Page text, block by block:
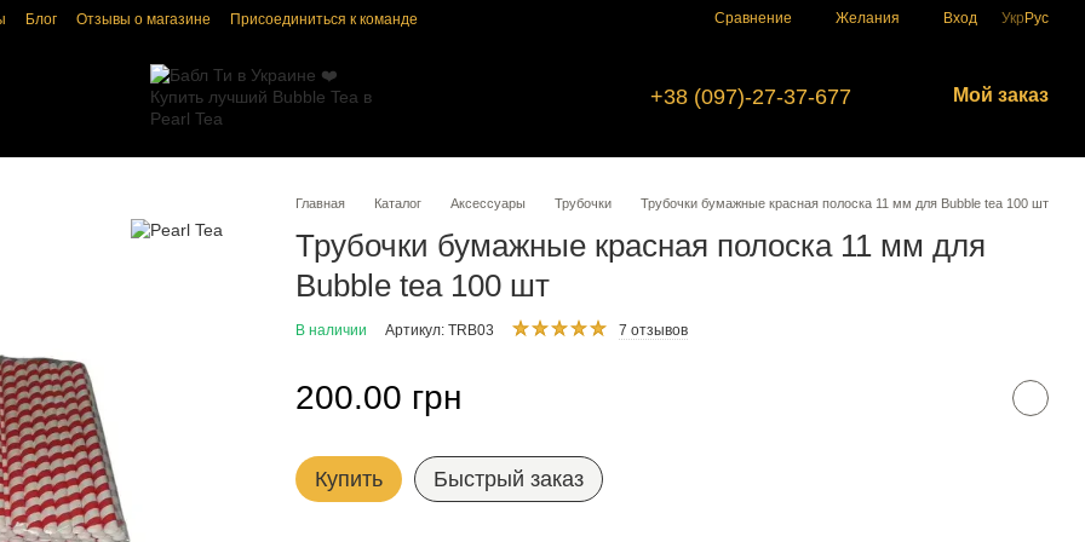
Блог Отзывы о магазине
Присоединиться к команде
Сравнение Желания Вход Укр Рус
+38 (097)-27-37-677 Мой заказ
Главная Каталог Аксессуары Трубочки Трубочки бумажные красная полоска 11 мм для Bubble tea 100 шт
Трубочки бумажные красная полоска 11 мм для
Bubble tea 100 шт
В наличии Артикул: TRB03 7 отзывов
200.00 грн
Купить Быстрый заказ